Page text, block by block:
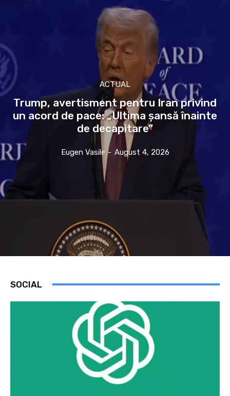
ACTUAL
Trump, avertisment pentru Iran privind
un acord de pace: „Ultima șansă înainte
de decapitare”
Eugen Vasile - August 4, 2026
SOCIAL